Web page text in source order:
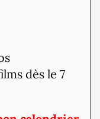
dès le 7